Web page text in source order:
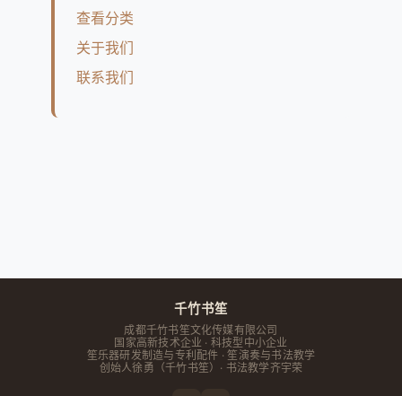
查看分类
关于我们
联系我们
千竹书笙
成都千竹书笙文化传媒有限公司
国家高新技术企业 · 科技型中小企业
笙乐器研发制造与专利配件 · 笙演奏与书法教学
创始人徐勇 （千竹书笙）· 书法教学齐宇荣